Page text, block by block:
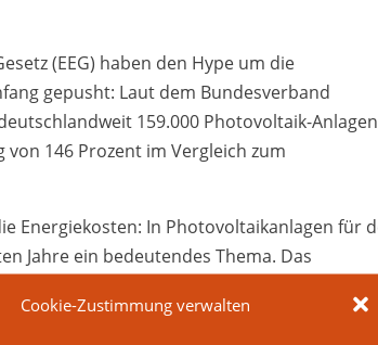
Cookie-Zustimmung verwalten
(EEG) haben den Hype um die
gepusht: Laut dem Bundesverband
159.000 Photovoltaik-
146 Prozent im Vergleich zum
Energiekosten: In Photovoltaikanlagen für
Jahre ein bedeutendes Thema. Das